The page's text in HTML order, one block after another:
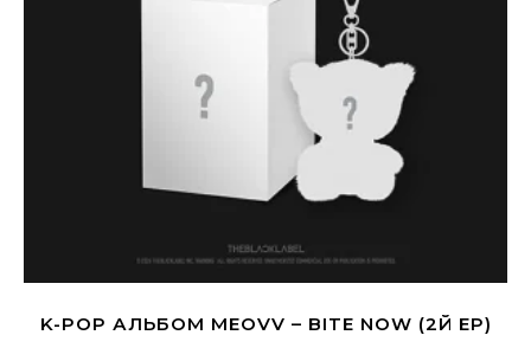
K-POP АЛЬБОМ MEOVV – BITE NOW (2Й EP)